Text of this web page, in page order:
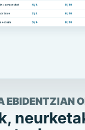
EBIDENTZIAN